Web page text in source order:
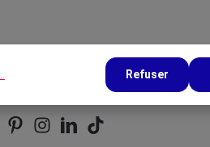
Refuser